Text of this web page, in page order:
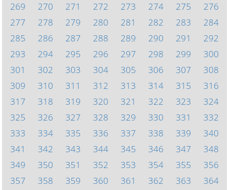
269
270 271 272 273 274 275
276
277
278 279 280 281 282 283
284
285
286 287 288 289 290 291
292
293
294 295 296 297 298 299
300
301
302 303 304 305 306 307
308
309
310 311 312 313 314 315
316
317
318 319 320 321 322 323
324
325
326 327 328 329 330 331
332
333
334 335 336 337 338 339
340
341
342 343 344 345 346 347
348
349
350 351 352 353 354 355
356
357
358 359 360 361 362 363
364